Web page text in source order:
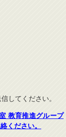
してください。
教育推進グループ
ください。